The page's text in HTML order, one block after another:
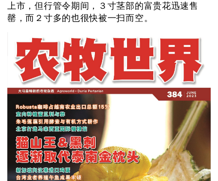
上市，但行管令期间，３寸茎部的富贵花迅速售
罄，而２寸多的也很快被一扫而空。